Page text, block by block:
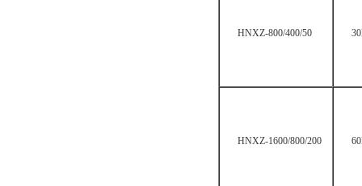
HNXZ-800/400/50
HNXZ-1600/800/200